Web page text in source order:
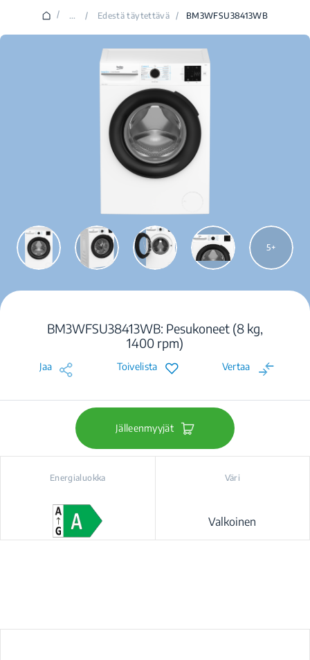
/ ... / Edestä täytettävä / BM3WFSU38413WB
5
BM3WFSU38413WB: Pesukoneet (8 kg,
1400 rpm)
Jaa Toivelista Vertaa
Jälleenmyyjät
Energialuokka Väri
Valkoinen